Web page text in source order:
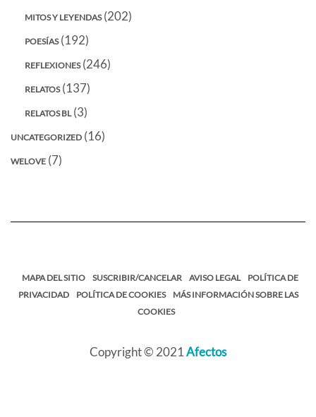
MITOS Y LEYENDAS(202)
POESÍAS(192)
REFLEXIONES(246)
RELATOS(137)
RELATOS BL(3)
UNCATEGORIZED (16)
WELOVE (7)
MAPA DEL SITIO SUSCRIBIR/CANCELAR AVISO LEGAL
POLÍTICA DE
PRIVACIDAD
POLÍTICA DE COOKIES
MÁS INFORMACIÓN SOBRE LAS
COOKIES
Copyright © 2021Afectos